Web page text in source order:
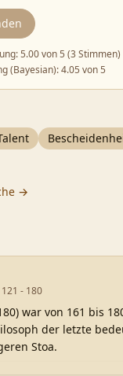
5.00von 5 (3 Stimmen)
(Bayesian):4.05 von 5
→
121 - 180
war von 161 bis
der letzte
Stoa.